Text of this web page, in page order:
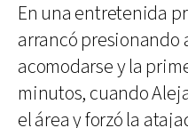
En una entretenida
arrancó presionando
acomodarse y la
minutos, cuando
el área y forzó la